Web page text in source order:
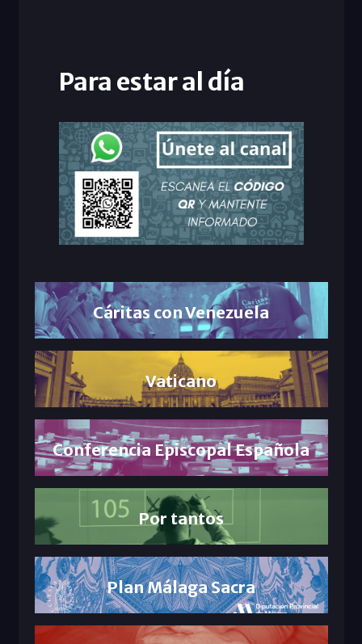
Para estar al día
Cáritas con Venezuela
Vaticano
Conferencia Episcopal Española
Por tantos
Plan Málaga Sacra